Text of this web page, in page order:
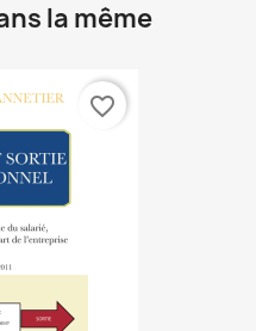
la même
favorite_border